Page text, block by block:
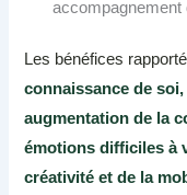
accompagnement
Les bénéfices
connaissance de
augmentation de la
émotions difficiles à
créativité et de la